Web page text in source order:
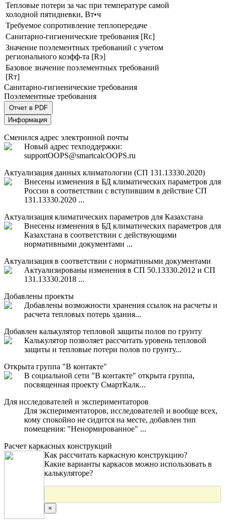
Тепловые потери за час при температуре самой
холодной пятидневки, Вт•ч
Требуемое сопротивление теплопередаче
Санитарно-гигиенические требования [Rс]
Значение поэлементных требований с учетом
регионального коэфф-та [Rэ]
Базовое значение поэлементных требований
[Rт]
Санитарно-гигиенические требования
Поэлементные требования
Отчет в PDF
Информация
Сменился адрес электронной почты
Новый адрес техподдержки:
supportOOPS@smartcalcOOPS.ru
Актуализация данных климатологии (СП 131.13330.2020)
Внесены изменения в БД климатических параметров для
России в соответствии с вступившим в действие СП
131.13330.2020 ...
Актуализация климатических параметров для Казахстана
Внесены изменения в БД климатических параметров для
Казахстана в соответствии с действующими
нормативными документами ...
Актуализация в соответствии с норматиными документами
Актуализированы изменения в СП 50.13330.2012 и СП
131.13330.2018 ...
Добавлены проекты
Добавлены возможности хранения ссылок на расчеты и
расчета тепловых потерь здания...
Добавлен калькулятор тепловой защиты полов по грунту
Калькулятор позволяет рассчитать уровень тепловой
защиты и тепловые потери полов по грунту...
Открыта группа "В контакте"
В социальной сети "В контакте" открыта группа,
посвященная проекту СмартКалк...
Для исследователей и экспериментаторов
Для экспериментаторов, исследователей и вообще всех,
кому спокойно не сидится на месте, добавлен тип
помещения: "Ненормированное" ...
Расчет каркасных конструкций
Как рассчитать каркасную конструкцию?
Какие варианты каркасов можно использовать в
калькуляторе?
×